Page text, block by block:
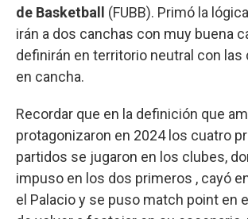
de Basketball (FUBB). Primó la
irán a dos canchas con muy buena
definirán en territorio neutral con las
en cancha.
Recordar que en la definición que
protagonizaron en 2024 los cuatro
partidos se jugaron en los clubes,
impuso en los dos primeros , cayó
el Palacio y se puso match point en